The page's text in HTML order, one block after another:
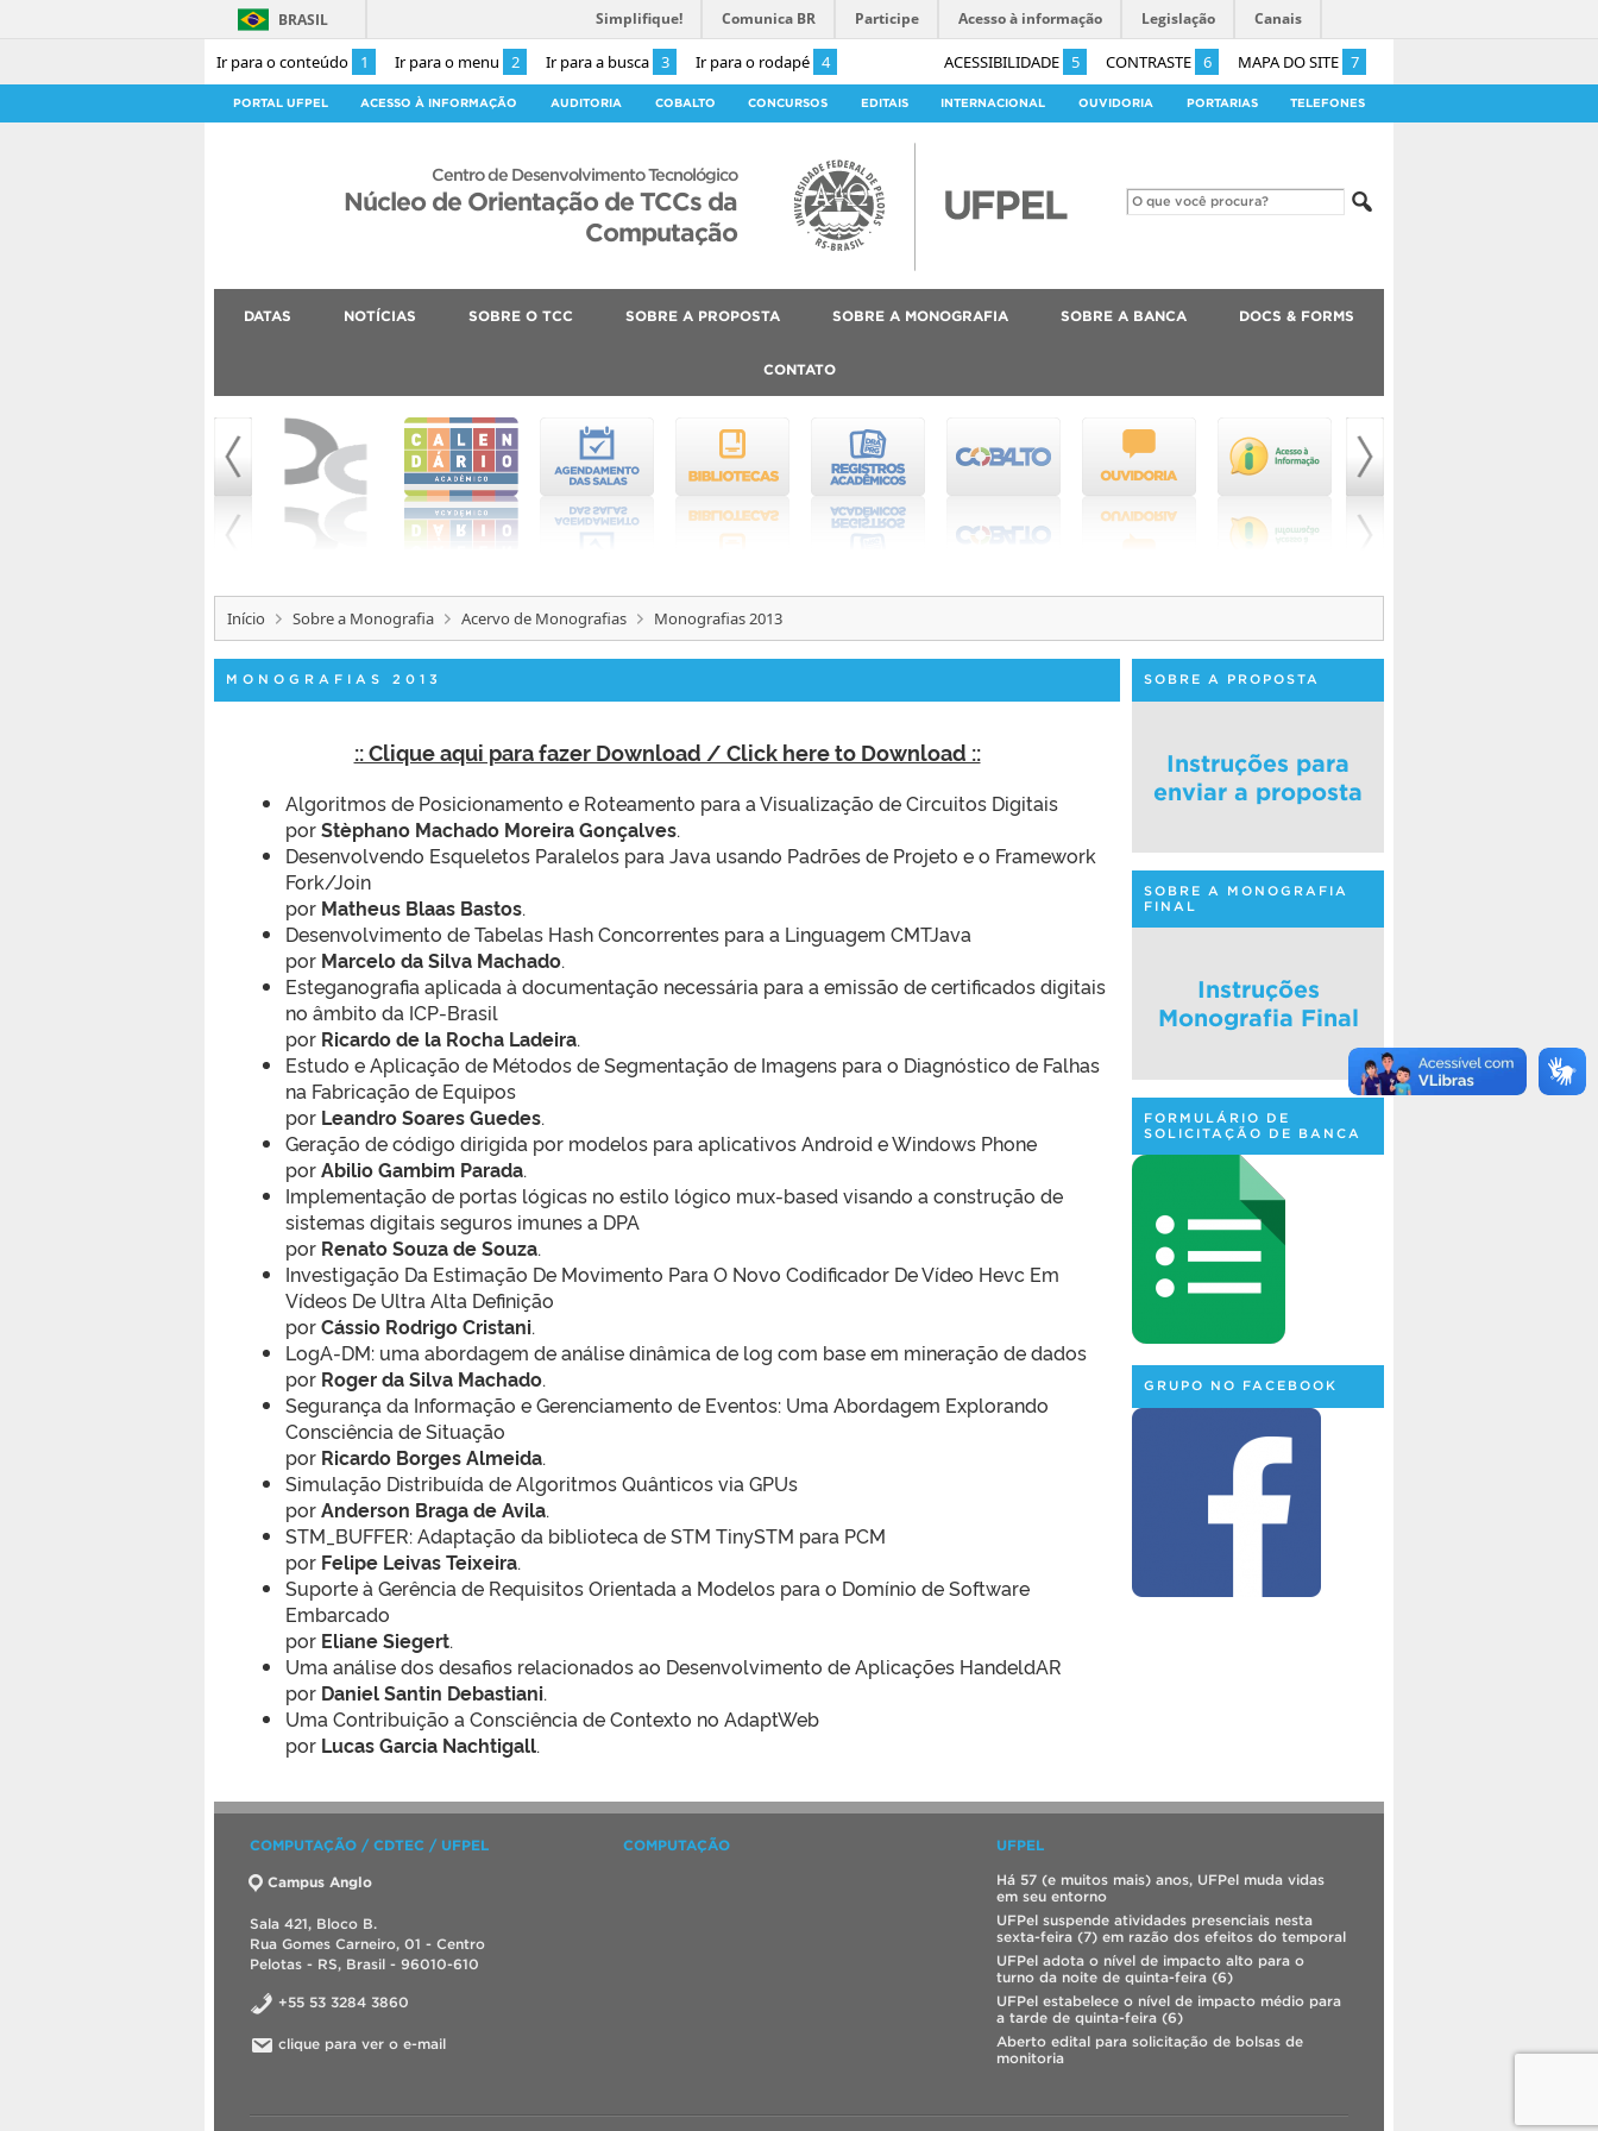
Ir para o conteúdo 1 Ir para o menu 2 Ir para a busca 3 Ir para o rodapé 4 ACESSIBILIDADE 5 CONTRASTE 6 MAPA DO SITE 7
BRASIL Simplifique! Comunica BR Participe Acesso à informação Legislação Canais
PORTAL UFPEL ACESSO À INFORMAÇÃO AUDITORIA COBALTO CONCURSOS EDITAIS INTERNACIONAL OUVIDORIA PORTARIAS TELEFONES
Centro de Desenvolvimento Tecnológico
Núcleo de Orientação de TCCs da
Computação
DATAS NOTÍCIAS SOBRE O TCC SOBRE A PROPOSTA SOBRE A MONOGRAFIA SOBRE A BANCA DOCS & FORMS
CONTATO
Início Sobre a Monografia Acervo de Monografias Monografias 2013
MONOGRAFIAS 2013
:: Clique aqui para fazer Download / Click here to Download ::
Algoritmos de Posicionamento e Roteamento para a Visualização de Circuitos Digitais
porStèphano Machado Moreira Gonçalves.
Desenvolvendo Esqueletos Paralelos para Java usando Padrões de Projeto e o Framework
Fork/Join
por Matheus Blaas Bastos.
Desenvolvimento de Tabelas Hash Concorrentes para a Linguagem CMTJava
por Marcelo da Silva Machado.
Esteganografia aplicada à documentação necessária para a emissão de certificados digitais
no âmbito da ICP-Brasil
por Ricardo de la Rocha Ladeira.
Estudo e Aplicação de Métodos de Segmentação de Imagens para o Diagnóstico de Falhas
na Fabricação de Equipos
por Leandro Soares Guedes.
Geração de código dirigida por modelos para aplicativos Android e Windows Phone
porAbilio Gambim Parada.
Implementação de portas lógicas no estilo lógico mux-based visando a construção de
sistemas digitais seguros imunes a DPA
por Renato Souza de Souza.
Investigação Da Estimação De Movimento Para O Novo Codificador De Vídeo Hevc Em
Vídeos De Ultra Alta Definição
porCássio Rodrigo Cristani.
LogA-DM: uma abordagem de análise dinâmica de log com base em mineração de dados
por Roger da Silva Machado.
Segurança da Informação e Gerenciamento de Eventos: Uma Abordagem Explorando
Consciência de Situação
por Ricardo Borges Almeida.
Simulação Distribuída de Algoritmos Quânticos via GPUs
porAnderson Braga de Avila.
STM_BUFFER: Adaptação da biblioteca de STM TinySTM para PCM
por Felipe Leivas Teixeira.
Suporte à Gerência de Requisitos Orientada a Modelos para o Domínio de Software
Embarcado
por Eliane Siegert.
Uma análise dos desafios relacionados ao Desenvolvimento de Aplicações HandeldAR
por Daniel Santin Debastiani.
Uma Contribuição a Consciência de Contexto no AdaptWeb
por Lucas Garcia Nachtigall.
SOBRE A PROPOSTA
Instruções para
enviar a proposta
SOBRE A MONOGRAFIA
FINAL
Instruções
Monografia Final
FORMULÁRIO DE
SOLICITAÇÃO DE BANCA
GRUPO NO FACEBOOK
COMPUTAÇÃO / CDTEC / UFPEL
Campus Anglo
Sala 421, Bloco B.
Rua Gomes Carneiro, 01 - Centro
Pelotas - RS, Brasil - 96010-610
+55 53 3284 3860
clique para ver o e-mail
COMPUTAÇÃO UFPEL
Há 57 (e muitos mais) anos, UFPel muda vidas
em seu entorno
UFPel suspende atividades presenciais nesta
sexta-feira (7) em razão dos efeitos do temporal
UFPel adota o nível de impacto alto para o
turno da noite de quinta-feira (6)
UFPel estabelece o nível de impacto médio para
a tarde de quinta-feira (6)
Aberto edital para solicitação de bolsas de
monitoria